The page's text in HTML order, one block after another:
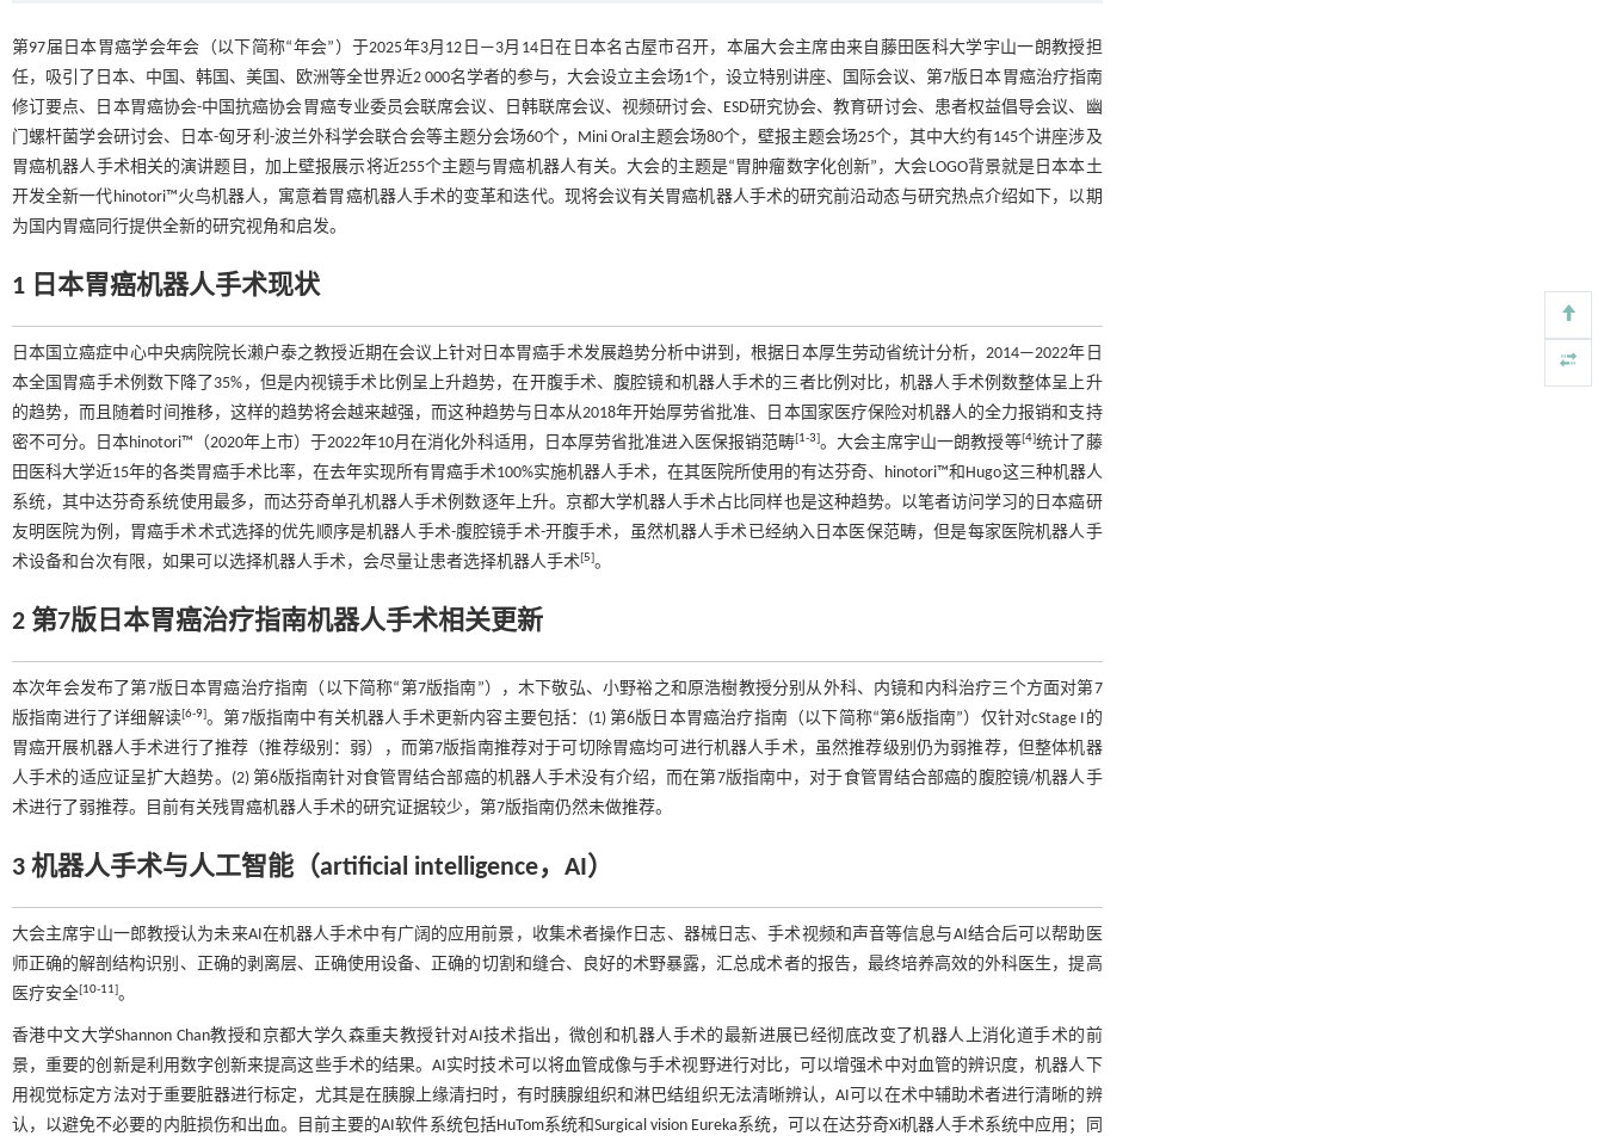
第97届日本胃癌学会年会（以下简称“年会”）于2025年3月12日—3月14日在日本名古屋市召开，本届大会主席由来自藤田医科大学宇山一朗教授担
任，吸引了日本、中国、韩国、美国、欧洲等全世界近2 000名学者的参与，大会设立主会场1个，设立特别讲座、国际会议、第7版日本胃癌治疗指南
修订要点、日本胃癌协会-中国抗癌协会胃癌专业委员会联席会议、日韩联席会议、视频研讨会、ESD研究协会、教育研讨会、患者权益倡导会议、幽
门螺杆菌学会研讨会、日本-匈牙利-波兰外科学会联合会等主题分会场60个，Mini Oral主题会场80个，壁报主题会场25个，其中大约有145个讲座涉及
胃癌机器人手术相关的演讲题目，加上壁报展示将近255个主题与胃癌机器人有关。大会的主题是“胃肿瘤数字化创新”，大会LOGO背景就是日本本土
开发全新一代hinotori™火鸟机器人，寓意着胃癌机器人手术的变革和迭代。现将会议有关胃癌机器人手术的研究前沿动态与研究热点介绍如下，以期
为国内胃癌同行提供全新的研究视角和启发。
1 日本胃癌机器人手术现状
日本国立癌症中心中央病院院长濑户泰之教授近期在会议上针对日本胃癌手术发展趋势分析中讲到，根据日本厚生劳动省统计分析，2014—2022年日
本全国胃癌手术例数下降了35%，但是内视镜手术比例呈上升趋势，在开腹手术、腹腔镜和机器人手术的三者比例对比，机器人手术例数整体呈上升
的趋势，而且随着时间推移，这样的趋势将会越来越强，而这种趋势与日本从2018年开始厚劳省批准、日本国家医疗保险对机器人的全力报销和支持
密不可分。日本hinotori™（2020年上市）于2022年10月在消化外科适用，日本厚劳省批准进入医保报销范畴[1-3]。大会主席宇山一朗教授等[4]统计了藤
田医科大学近15年的各类胃癌手术比率，在去年实现所有胃癌手术100%实施机器人手术，在其医院所使用的有达芬奇、hinotori™和Hugo这三种机器人
系统，其中达芬奇系统使用最多，而达芬奇单孔机器人手术例数逐年上升。京都大学机器人手术占比同样也是这种趋势。以笔者访问学习的日本癌研
友明医院为例，胃癌手术术式选择的优先顺序是机器人手术-腹腔镜手术-开腹手术，虽然机器人手术已经纳入日本医保范畴，但是每家医院机器人手
术设备和台次有限，如果可以选择机器人手术，会尽量让患者选择机器人手术[5]。
2 第7版日本胃癌治疗指南机器人手术相关更新
本次年会发布了第7版日本胃癌治疗指南（以下简称“第7版指南”），木下敬弘、小野裕之和原浩樹教授分别从外科、内镜和内科治疗三个方面对第7
版指南进行了详细解读[6-9]。第7版指南中有关机器人手术更新内容主要包括：(1) 第6版日本胃癌治疗指南（以下简称“第6版指南”）仅针对cStage I的
胃癌开展机器人手术进行了推荐（推荐级别：弱），而第7版指南推荐对于可切除胃癌均可进行机器人手术，虽然推荐级别仍为弱推荐，但整体机器
人手术的适应证呈扩大趋势。(2) 第6版指南针对食管胃结合部癌的机器人手术没有介绍，而在第7版指南中，对于食管胃结合部癌的腹腔镜/机器人手
术进行了弱推荐。目前有关残胃癌机器人手术的研究证据较少，第7版指南仍然未做推荐。
3 机器人手术与人工智能（artificial intelligence，AI）
大会主席宇山一郎教授认为未来AI在机器人手术中有广阔的应用前景，收集术者操作日志、器械日志、手术视频和声音等信息与AI结合后可以帮助医
师正确的解剖结构识别、正确的剥离层、正确使用设备、正确的切割和缝合、良好的术野暴露，汇总成术者的报告，最终培养高效的外科医生，提高
医疗安全[10-11]。
香港中文大学Shannon Chan教授和京都大学久森重夫教授针对AI技术指出，微创和机器人手术的最新进展已经彻底改变了机器人上消化道手术的前
景，重要的创新是利用数字创新来提高这些手术的结果。AI实时技术可以将血管成像与手术视野进行对比，可以增强术中对血管的辨识度，机器人下
用视觉标定方法对于重要脏器进行标定，尤其是在胰腺上缘清扫时，有时胰腺组织和淋巴结组织无法清晰辨认，AI可以在术中辅助术者进行清晰的辨
认，以避免不必要的内脏损伤和出血。目前主要的AI软件系统包括HuTom系统和Surgical vision Eureka系统，可以在达芬奇Xi机器人手术系统中应用；同